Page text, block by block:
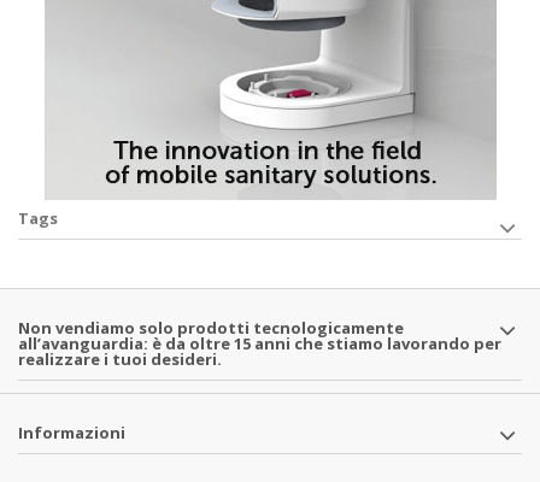
Tags
Non vendiamo solo prodotti tecnologicamente
all’avanguardia: è da oltre 15 anni che stiamo lavorando per
realizzare i tuoi desideri.
Informazioni